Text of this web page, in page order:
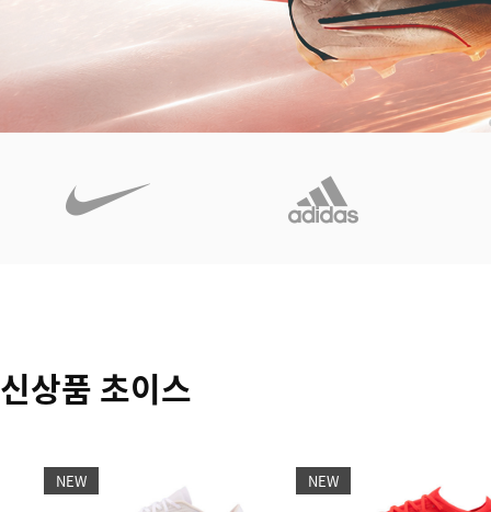
신상품 초이스
NEW NEW